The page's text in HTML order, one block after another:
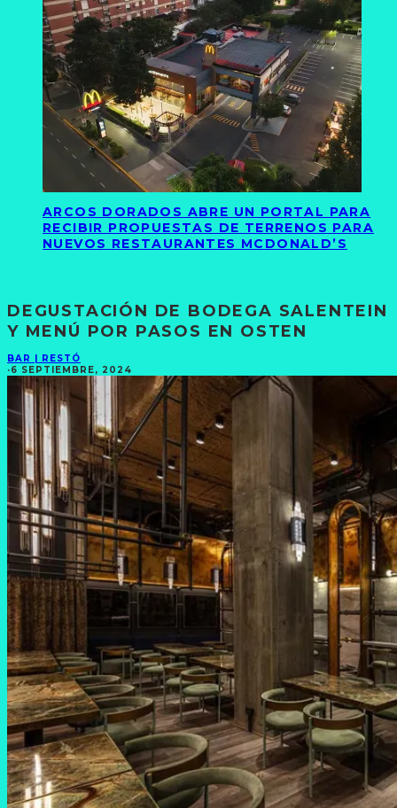
ARCOS DORADOS ABRE UN PORTAL PARA
RECIBIR PROPUESTAS DE TERRENOS PARA
NUEVOS RESTAURANTES MCDONALD’S
DEGUSTACIÓN DE BODEGA SALENTEIN
Y MENÚ POR PASOS EN OSTEN
BAR | RESTÓ
·6 SEPTIEMBRE, 2024